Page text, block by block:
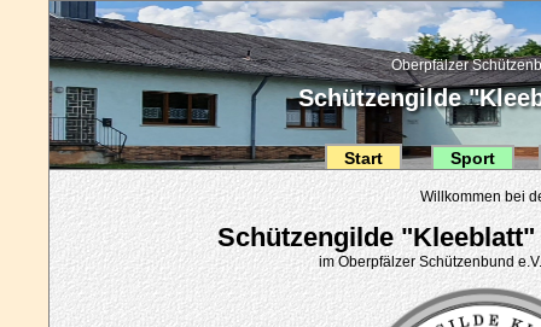
Oberpfälzer
Schützengilde
Start Sport
Willkommen bei
Schützengilde
im Oberpfälzer Schützenbund